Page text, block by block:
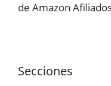
de Amazon
Secciones